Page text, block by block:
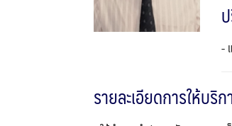
-
รายละเอียดการให้บริก